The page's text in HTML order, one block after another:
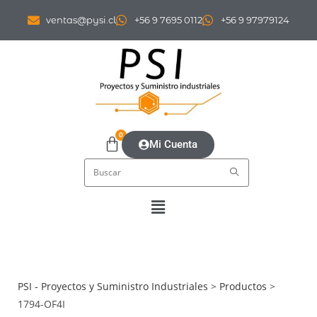
ventas@pysi.cl +56 9 7695 0112 +56 9 97979124
0
Mi Cuenta
PSI - Proyectos y Suministro Industriales > Productos >
1794-OF4I